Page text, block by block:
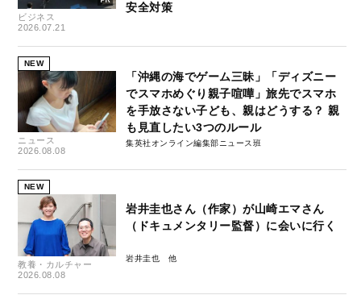
ビジネス
2026.07.21
安全対策
NEW
ニュース
2026.08.08
「沖縄の海でゲーム三昧」「ディズニー
でスマホめぐり親子喧嘩」旅先でスマホ
を手放さない子ども、親はどうする？ 親
も見直したい3つのルール
集英社オンライン編集部ニュース班
NEW
教養・カルチャー
2026.08.08
岩井圭也さん（作家）が山崎エマさん
（ドキュメンタリー監督）に会いに行く
岩井圭也